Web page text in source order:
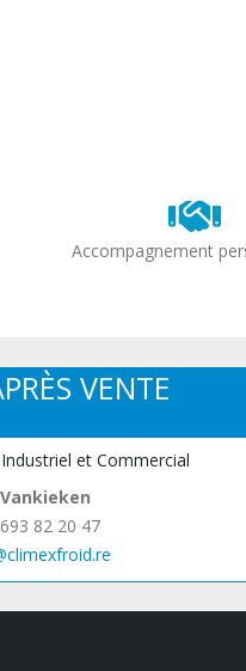
Accompagnement
VENTE
et Commercial
82 20 47